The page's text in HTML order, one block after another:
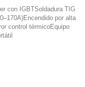
con IGBTSoldadura TIG
por alta
control térmicoEquipo